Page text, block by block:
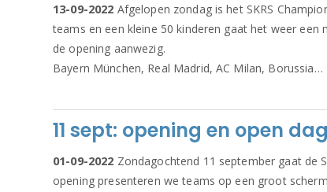
13-09-2022 Afgelopen zondag is het SKRS
teams en een kleine 50 kinderen gaat het weer
de opening aanwezig.
Bayern München, Real Madrid, AC Milan, Borussia…
11 sept: opening en open
01-09-2022 Zondagochtend 11 september gaat de
opening presenteren we teams op een groot